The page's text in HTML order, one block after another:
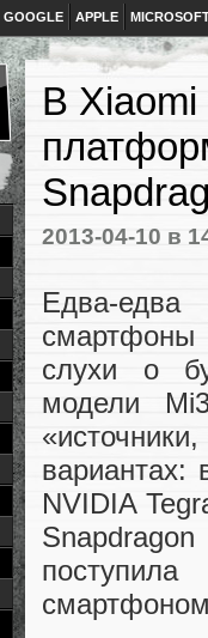
GOOGLE APPLE
В Xiaomi
2013-04-10 в
Едва-
слухи о
модели
вариантах:
NVIDIA